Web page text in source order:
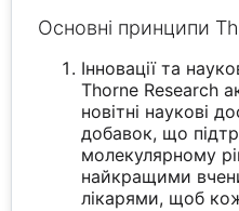
Основні принципи
Інновації та
Thorne Research
новітні наукові
добавок, що
молекулярному
найкращими
лікарями, щоб